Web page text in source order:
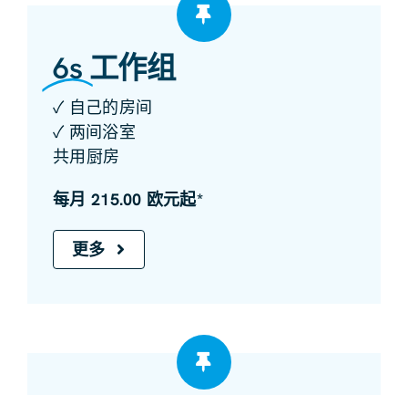
6s 工作组
✓ 自己的房间
✓ 两间浴室
共用厨房
每月 215.00 欧元起*
更多